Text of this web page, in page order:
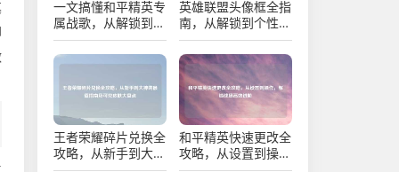
一文搞懂和平精英专
属战歌，从解锁到定
制，打造你的专属战
场BGM
英雄联盟头像框全指
南，从解锁到个性化
定制，附设置位置详
解
王者荣耀碎片兑换全
攻略，从新手到大神
的最值指南及可兑皮
和平精英快速更改全
攻略，从设置到操
作，解锁战场高效进